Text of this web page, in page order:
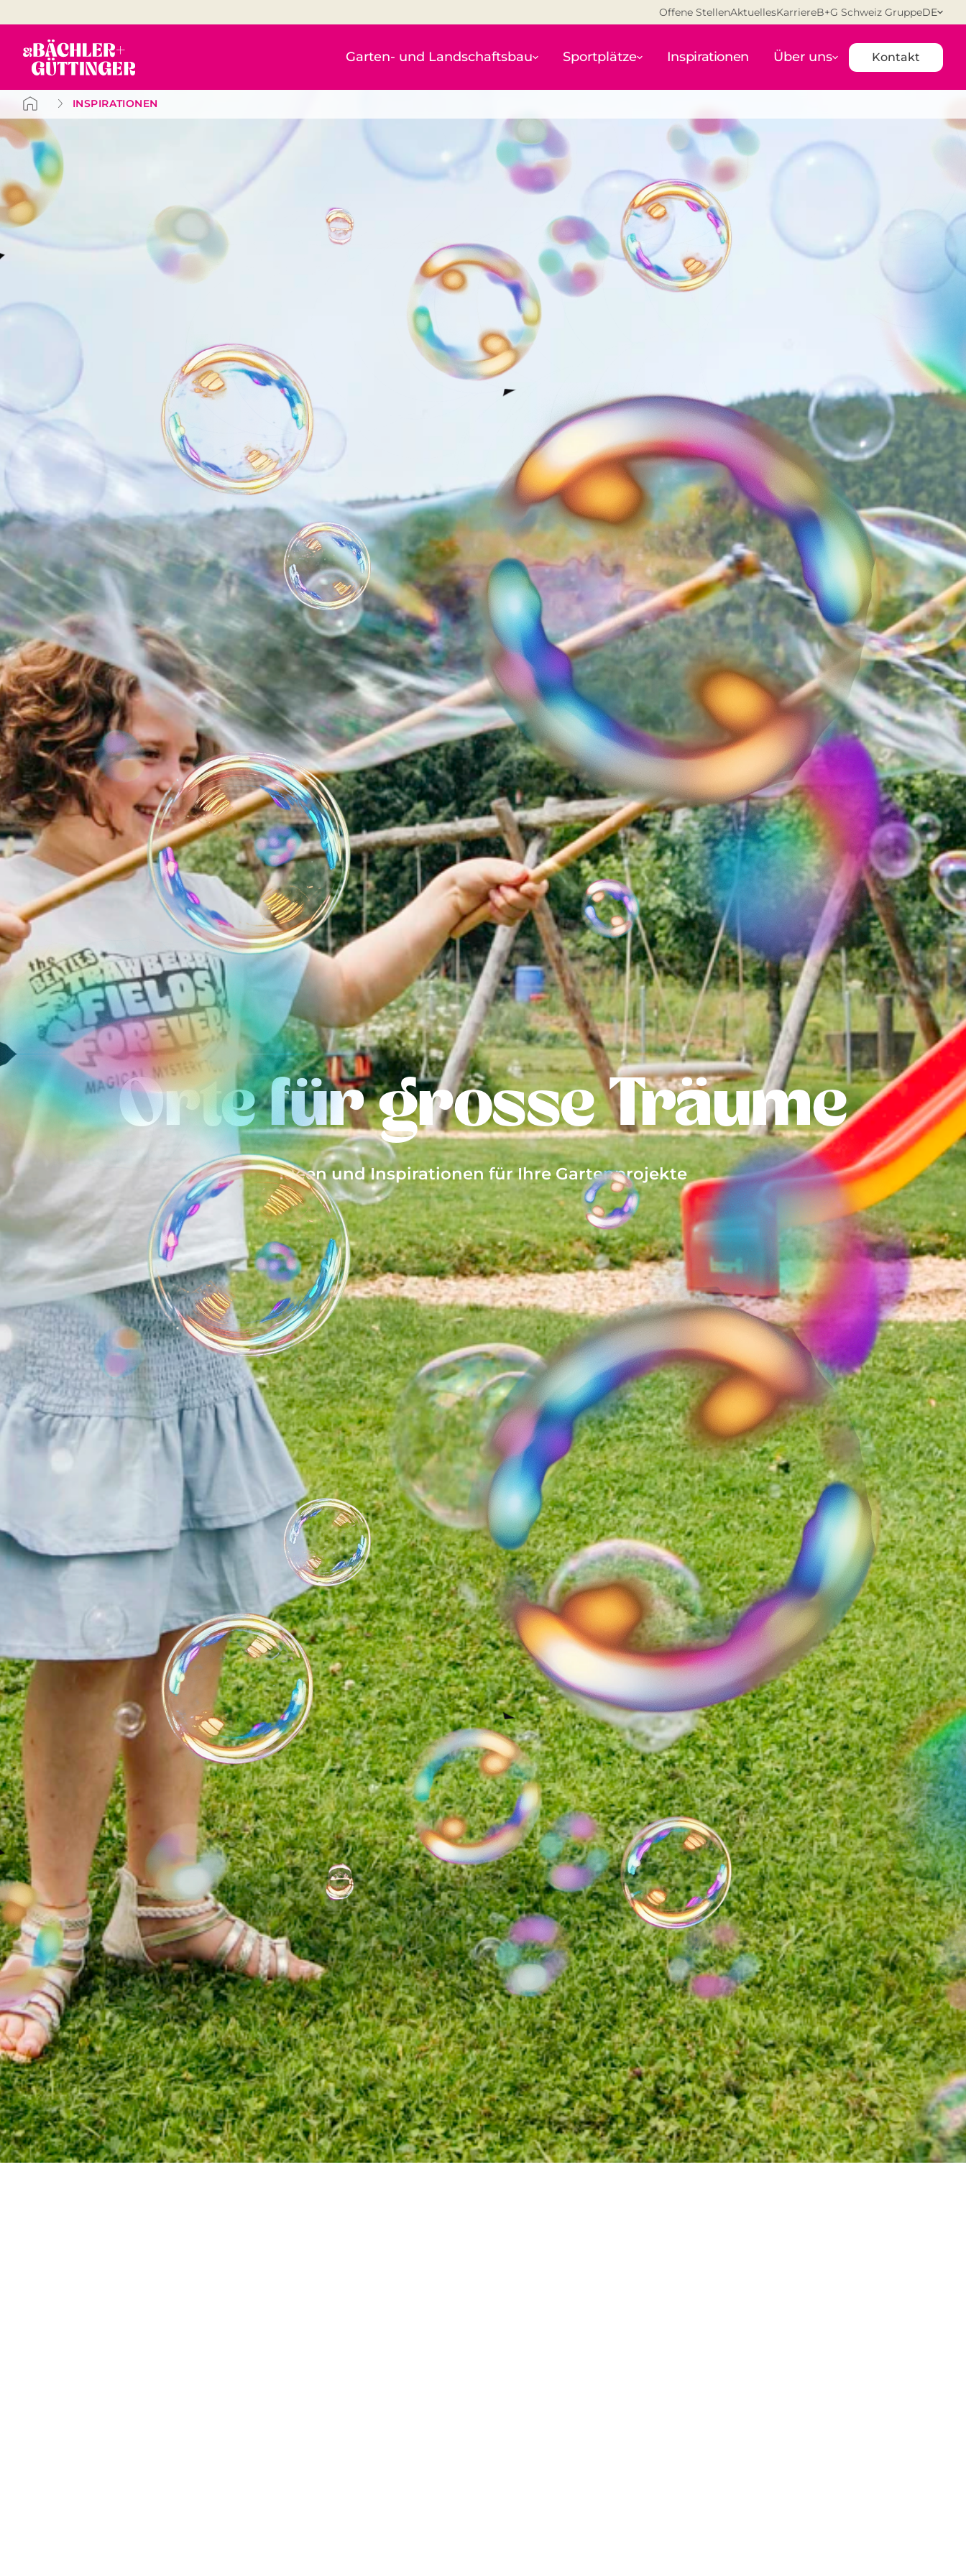
Offene StellenAktuellesKarriereB+G Schweiz GruppeDE
Garten- und Landschaftsbau Sportplätze Inspirationen Über uns Kontakt
INSPIRATIONEN
Orte für grosse Träume
Ideen und Inspirationen für Ihre Gartenprojekte